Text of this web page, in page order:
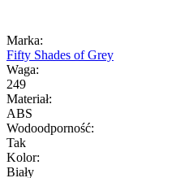
Marka:
Fifty Shades of Grey
Waga:
249
Materiał:
ABS
Wodoodporność:
Tak
Kolor:
Biały